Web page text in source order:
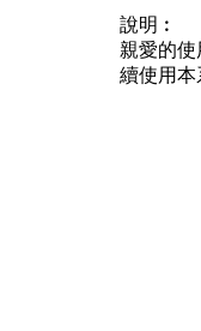
說明︰
親愛的
續使用本